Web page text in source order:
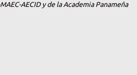
AECID y de la Academia Panameña